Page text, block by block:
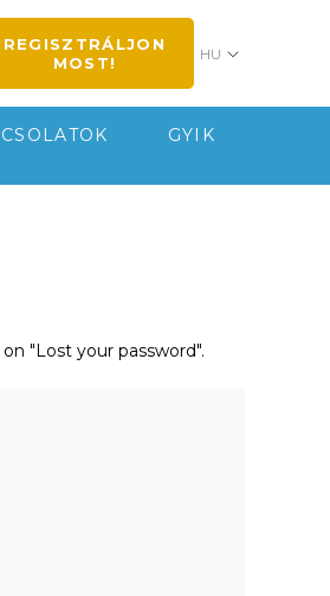
REGISZTRÁLJON
MOST!
HU
GYIK
"Lost your password".